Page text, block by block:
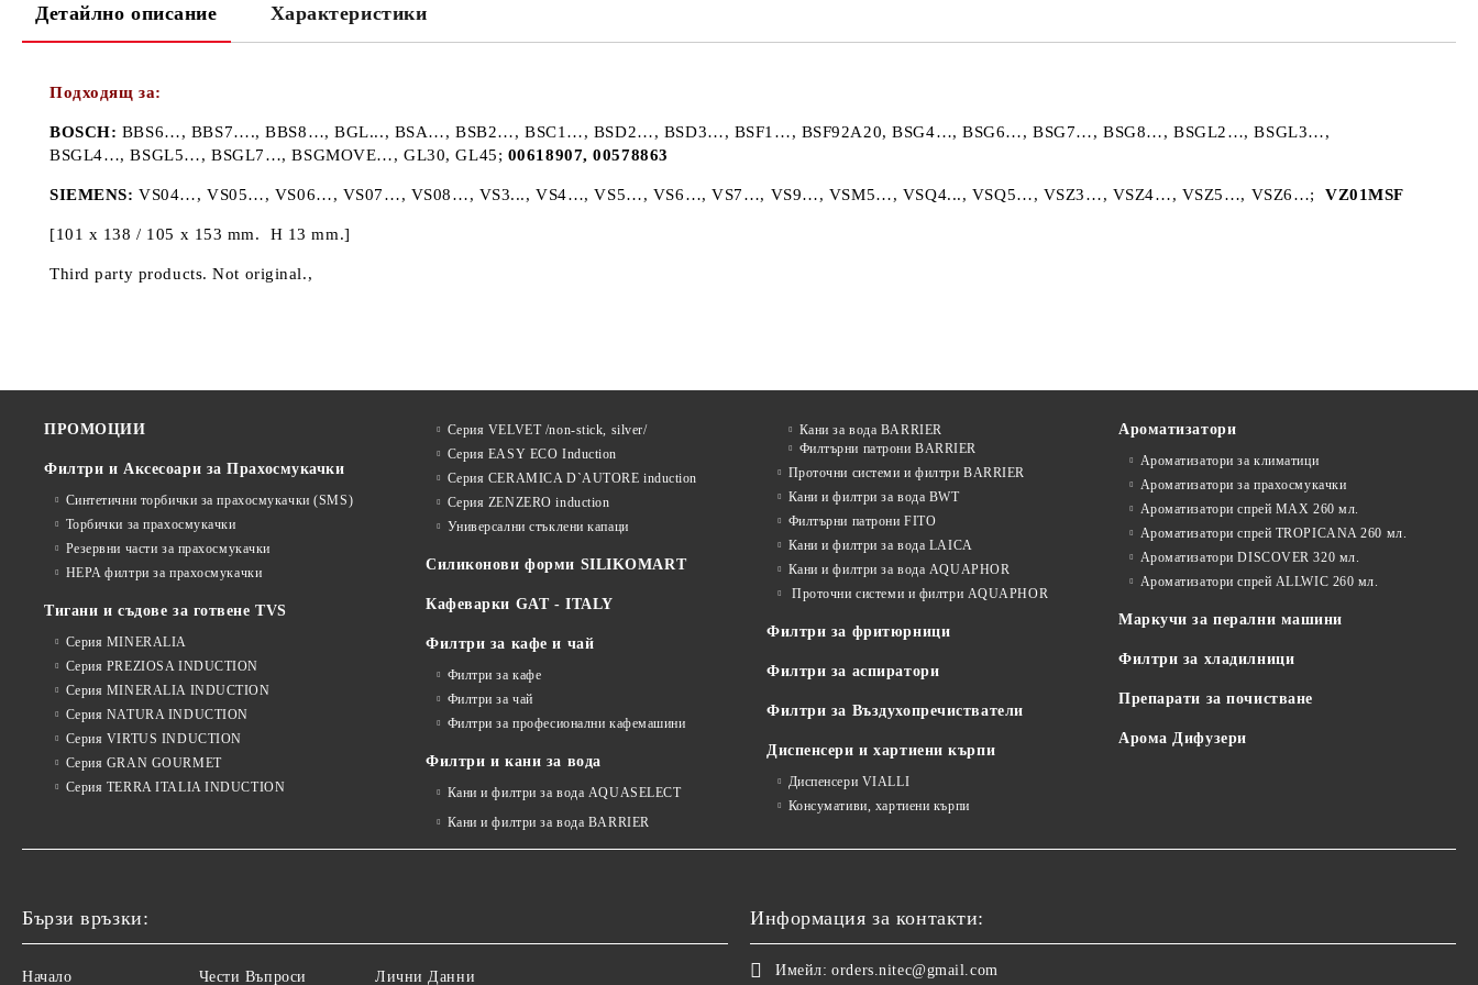
Детайлно описание Характеристики
Подходящ за:
BOSCH: BBS6…, BBS7…., BBS8…, BGL..., BSA…, BSB2…, BSC1…, BSD2…, BSD3…, BSF1…, BSF92A20, BSG4…, BSG6…, BSG7…, BSG8…, BSGL2…, BSGL3…,
BSGL4…, BSGL5…, BSGL7…, BSGMOVE…, GL30, GL45; 00618907, 00578863
SIEMENS:VS04…, VS05…, VS06…, VS07…, VS08…, VS3..., VS4…, VS5…, VS6…, VS7…, VS9…, VSM5…, VSQ4..., VSQ5…, VSZ3…, VSZ4…, VSZ5…, VSZ6…;VZ01MSF
[101 x 138 / 105 x 153 mm. H 13 mm.]
Third party products. Not original.,
ПРОМОЦИИ
Филтри и Аксесоари за Прахосмукачки
Синтетични торбички за прахосмукачки (SMS)
Торбички за прахосмукачки
Резервни части за прахосмукачки
HEPA филтри за прахосмукачки
Тигани и съдове за готвене TVS
Серия MINERALIA
Серия PREZIOSA INDUCTION
Серия MINERALIA INDUCTION
Серия NATURA INDUCTION
Серия VIRTUS INDUCTION
Серия GRAN GOURMET
Серия TERRA ITALIA INDUCTION
Серия VELVET /non-stick, silver/
Серия EASY ECO Induction
Серия CERAMICA D`AUTORE induction
Серия ZENZERO induction
Универсални стъклени капаци
Силиконови форми SILIKOMART
Кафеварки GAT - ITALY
Филтри за кафе и чай
Филтри за кафе
Филтри за чай
Филтри за професионални кафемашини
Филтри и кани за вода
Кани и филтри за вода AQUASELECT
Кани и филтри за вода BARRIER
Кани за вода BARRIER
Филтърни патрони BARRIER
Проточни системи и филтри BARRIER
Кани и филтри за вода BWT
Филтърни патрони FITO
Кани и филтри за вода LAICA
Кани и филтри за вода AQUAPHOR
Проточни системи и филтри AQUAPHOR
Филтри за фритюрници
Филтри за аспиратори
Филтри за Въздухопречистватели
Диспенсери и хартиени кърпи
Диспенсери VIALLI
Консумативи, хартиени кърпи
Ароматизатори
Ароматизатори за климатици
Ароматизатори за прахосмукачки
Ароматизатори спрей MAX 260 мл.
Ароматизатори спрей TROPICANA 260 мл.
Ароматизатори DISCOVER 320 мл.
Ароматизатори спрей ALLWIC 260 мл.
Маркучи за перални машини
Филтри за хладилници
Препарати за почистване
Арома Дифузери
Бързи връзки:
Начало Чести Въпроси Лични Данни
Информация за контакти:
Имейл: orders.nitec@gmail.com